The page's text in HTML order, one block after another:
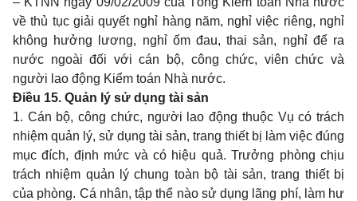
về thủ tục giải quyết nghỉ hàng năm, nghỉ việc riêng, nghỉ
không hưởng lương, nghỉ ốm đau, thai sản, nghỉ để ra
nước ngoài đối với cán bộ, công chức, viên chức và
người lao động Kiểm toán Nhà nước.
Điều 15. Quản lý sử dụng tài sản
1. Cán bộ, công chức, người lao động thuộc Vụ có trách
nhiệm quản lý, sử dụng tài sản, trang thiết bị làm việc đúng
mục đích, định mức và có hiệu quả. Trưởng phòng chịu
trách nhiệm quản lý chung toàn bộ tài sản, trang thiết bị
của phòng. Cá nhân, tập thể nào sử dụng lãng phí, làm hư